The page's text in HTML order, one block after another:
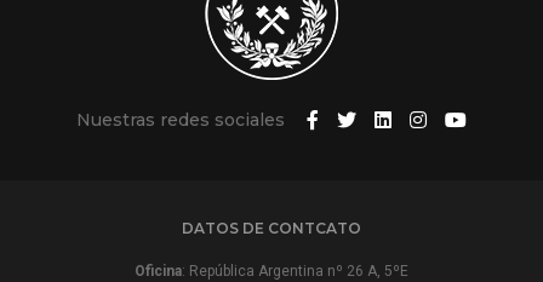
Nuestras redes sociales
DATOS DE CONTCATO
Oficina: República Argentina nº 26 A, 5ºE